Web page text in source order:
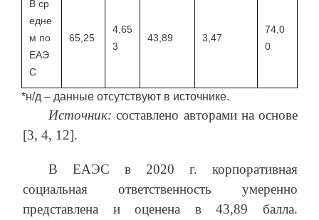
В ср
едне
м по
ЕАЭ
С
65,25
4,65
3
43,89 3,47
74,0
0
*н/д – данные отсутствуют в источнике.
Источник:составлено авторами на основе
[3, 4, 12].
В ЕАЭС в 2020 г. корпоративная
социальная ответственность умеренно
представлена и оценена в 43,89 балла.